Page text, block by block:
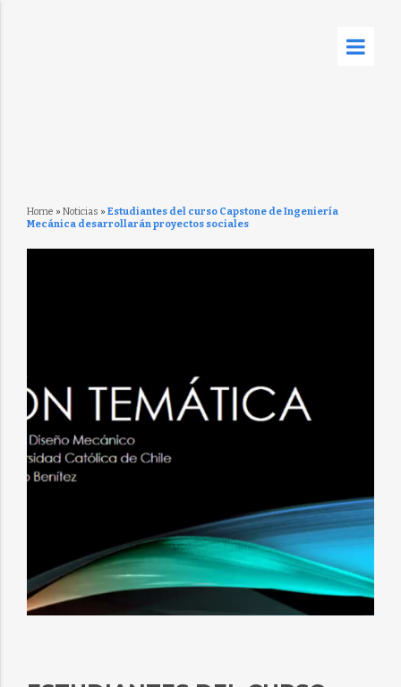
Home » Noticias » Estudiantes del curso Capstone de Ingeniería
Mecánica desarrollarán proyectos sociales